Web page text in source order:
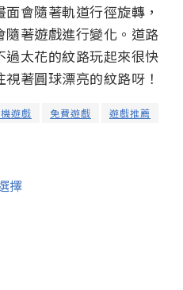
會隨著軌道行徑旋轉，
著遊戲進行變化。道路
太花的紋路玩起來很快
著圓球漂亮的紋路呀！
遊戲 免費遊戲 遊戲推薦
擇